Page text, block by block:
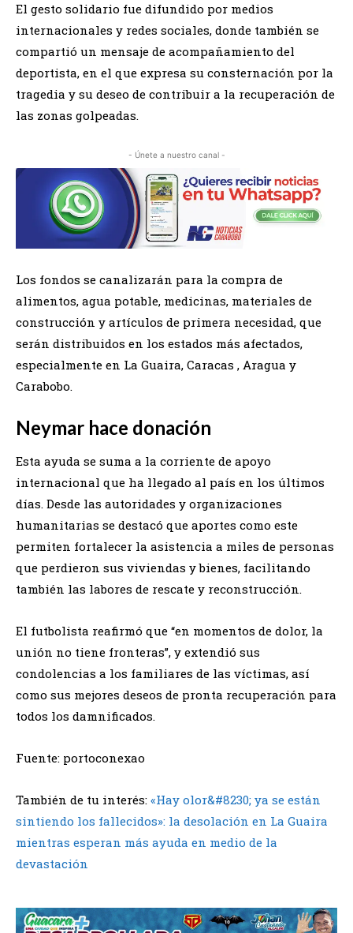
El gesto solidario fue difundido por medios
internacionales y redes sociales, donde también se
compartió un mensaje de acompañamiento del
deportista, en el que expresa su consternación por la
tragedia y su deseo de contribuir a la recuperación de
las zonas golpeadas.
- Únete a nuestro canal -
Los fondos se canalizarán para la compra de
alimentos, agua potable, medicinas, materiales de
construcción y artículos de primera necesidad, que
serán distribuidos en los estados más afectados,
especialmente en La Guaira, Caracas , Aragua y
Carabobo.
Neymar hace donación
Esta ayuda se suma a la corriente de apoyo
internacional que ha llegado al país en los últimos
días. Desde las autoridades y organizaciones
humanitarias se destacó que aportes como este
permiten fortalecer la asistencia a miles de personas
que perdieron sus viviendas y bienes, facilitando
también las labores de rescate y reconstrucción.
El futbolista reafirmó que “en momentos de dolor, la
unión no tiene fronteras”, y extendió sus
condolencias a los familiares de las víctimas, así
como sus mejores deseos de pronta recuperación para
todos los damnificados.
Fuente: portoconexao
También de tu interés: «Hay olor&#8230; ya se están
sintiendo los fallecidos»: la desolación en La Guaira
mientras esperan más ayuda en medio de la
devastación